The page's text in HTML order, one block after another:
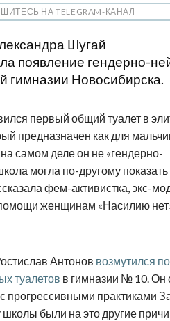
НА TELEGRAM-КАНАЛ
Шугай
появление гендерно-
гимназии Новосибирска.
первый общий туалет в
предназначен как для
самом деле он не «гендерно-
могла по-другому
фем-активистка, экс-
женщинам «Насилию
Антонов возмутился
туалетов в гимназии № 10. Он
прогрессивными практиками
школы были на это другие